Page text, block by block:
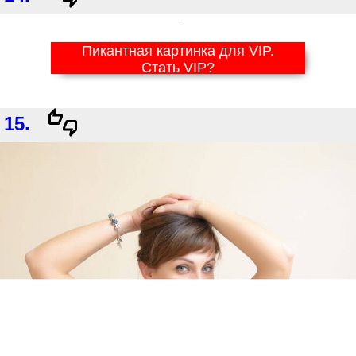
Пикантная картинка для VIP.
Стать VIP?
15.